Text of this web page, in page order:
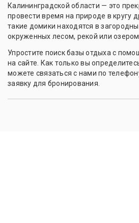
Калининградской области — это
провести время на природе в кругу
такие домики находятся в
окруженных лесом, рекой или озером.
Упростите поиск базы отдыха с
на сайте. Как только вы
можете связаться с нами по
заявку для бронирования.